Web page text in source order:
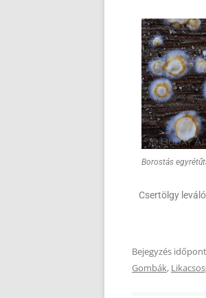
Borostás
Csertölgy
Bejegyzés
Gombák,